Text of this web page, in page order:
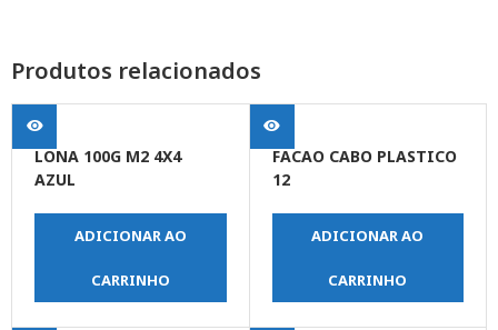
Produtos relacionados
LONA 100G M2 4X4
AZUL
ADICIONAR AO
CARRINHO
FACAO CABO PLASTICO
12
ADICIONAR AO
CARRINHO